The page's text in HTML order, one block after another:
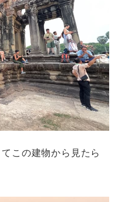
この建物から見たら